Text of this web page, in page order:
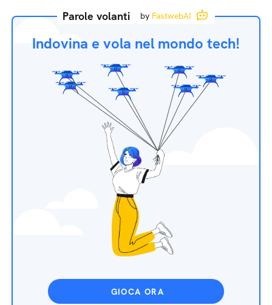
Parole volanti by FastwebAI
Indovina e vola nel mondo tech!
GIOCA ORA